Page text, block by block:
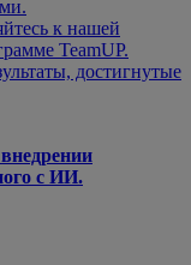
к нашей
TeamUP.
достигнутые
с ИИ.